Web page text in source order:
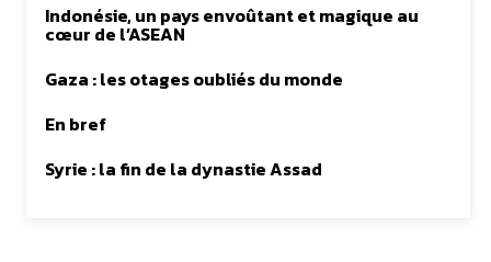
Indonésie, un pays envoûtant et magique au
cœur de l’ASEAN
Gaza : les otages oubliés du monde
En bref
Syrie : la fin de la dynastie Assad